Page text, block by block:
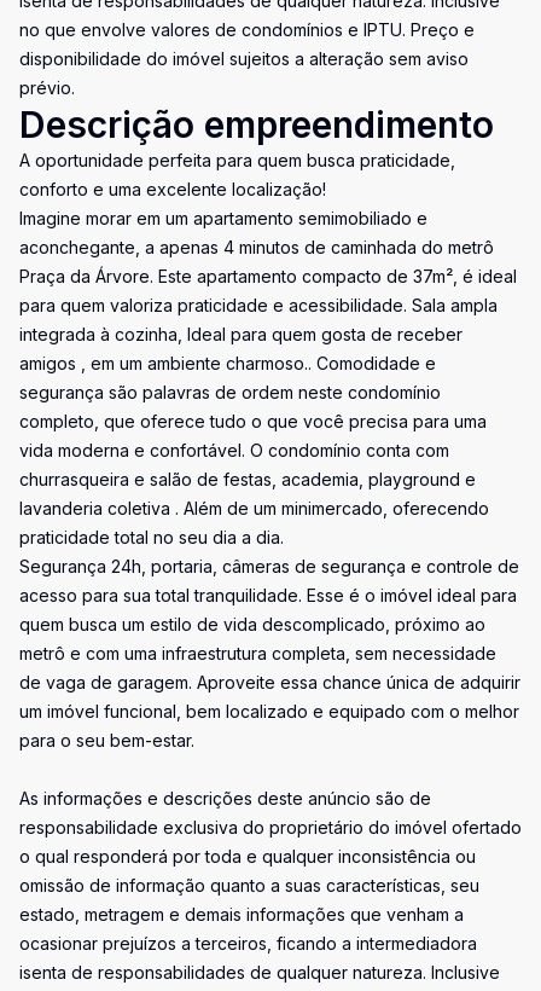
no que envolve valores de condomínios e IPTU. Preço e
disponibilidade do imóvel sujeitos a alteração sem aviso
prévio.
Descrição empreendimento
A oportunidade perfeita para quem busca praticidade,
conforto e uma excelente localização!
Imagine morar em um apartamento semimobiliado e
aconchegante, a apenas 4 minutos de caminhada do metrô
Praça da Árvore. Este apartamento compacto de 37m², é ideal
para quem valoriza praticidade e acessibilidade. Sala ampla
integrada à cozinha, Ideal para quem gosta de receber
amigos , em um ambiente charmoso.. Comodidade e
segurança são palavras de ordem neste condomínio
completo, que oferece tudo o que você precisa para uma
vida moderna e confortável. O condomínio conta com
churrasqueira e salão de festas, academia, playground e
lavanderia coletiva . Além de um minimercado, oferecendo
praticidade total no seu dia a dia.
Segurança 24h, portaria, câmeras de segurança e controle de
acesso para sua total tranquilidade. Esse é o imóvel ideal para
quem busca um estilo de vida descomplicado, próximo ao
metrô e com uma infraestrutura completa, sem necessidade
de vaga de garagem. Aproveite essa chance única de adquirir
um imóvel funcional, bem localizado e equipado com o melhor
para o seu bem-estar.
As informações e descrições deste anúncio são de
responsabilidade exclusiva do proprietário do imóvel ofertado
o qual responderá por toda e qualquer inconsistência ou
omissão de informação quanto a suas características, seu
estado, metragem e demais informações que venham a
ocasionar prejuízos a terceiros, ficando a intermediadora
isenta de responsabilidades de qualquer natureza. Inclusive